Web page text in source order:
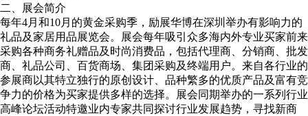
二、展会简介
每年4月和10月的黄金采购季，励展华博在深圳举办有影响力的
礼品及家居用品展览会。展会每年吸引众多海内外专业买家前来
采购各种商务礼赠品及时尚消费品，包括代理商、分销商、批发
商、礼品公司、百货商场、集团采购及终端用户。来自各行业的
参展商以其特立独行的原创设计、品种繁多的优质产品及富有竞
争力的价格为买家提供多样的选择。展会同期举办的一系列行业
高峰论坛活动特邀业内专家共同探讨行业发展趋势，寻找新商